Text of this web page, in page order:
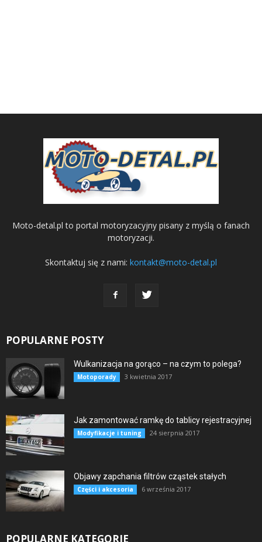
Moto-detal.pl to portal motoryzacyjny pisany z myślą o fanach
motoryzacji.
Skontaktuj się z nami: kontakt@moto-detal.pl
POPULARNE POSTY
Wulkanizacja na gorąco – na czym to polega?
Motoporady 3 kwietnia 2017
Jak zamontować ramkę do tablicy rejestracyjnej
Modyfikacje i tuning 24 sierpnia 2017
Objawy zapchania filtrów cząstek stałych
Części i akcesoria 6 września 2017
POPULARNE KATEGORIE